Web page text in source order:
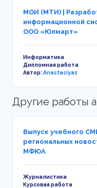
МОИ (МТИ) |
информационной
ООО «Юлмарт»
Информатика
Дипломная работа
Автор:Anastasiya1
Другие работы
Выпуск учебного
региональных
МФЮА
Журналистика
Курсовая работа